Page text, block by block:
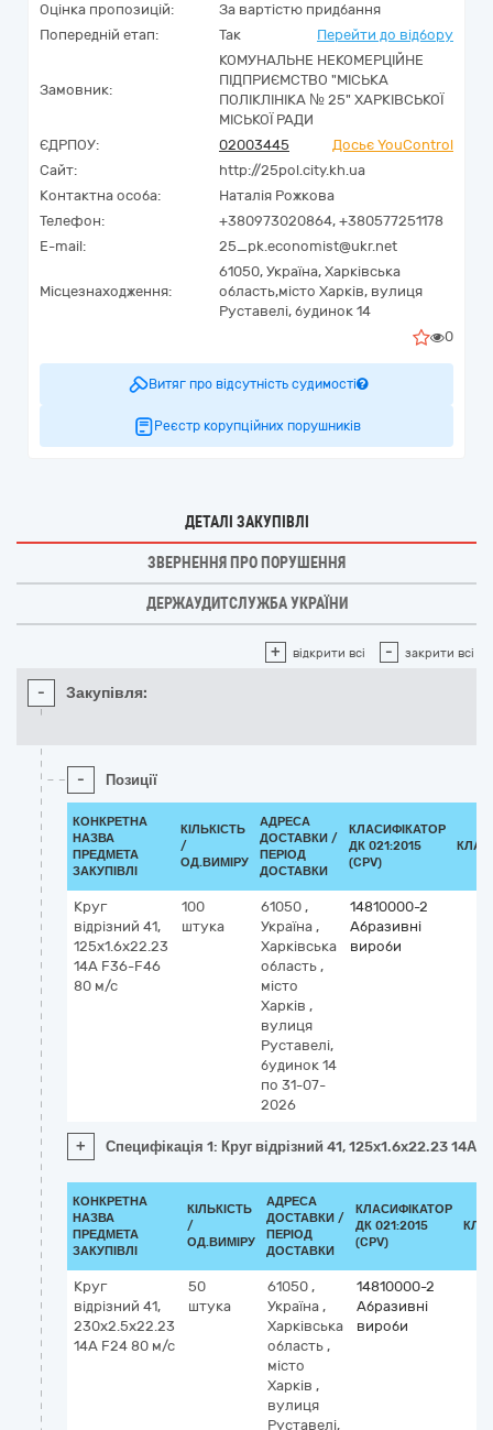
Оцінка пропозицій:
За вартістю придбання
Попередній етап:
Так Перейти до відбору
Замовник:
КОМУНАЛЬНЕ НЕКОМЕРЦІЙНЕ
ПІДПРИЄМСТВО "МІСЬКА
ПОЛІКЛІНІКА № 25" ХАРКІВСЬКОЇ
МІСЬКОЇ РАДИ
ЄДРПОУ:
02003445
Досьє YouControl
Сайт:
http://25pol.city.kh.ua
Контактна особа:
Наталія Рожкова
Телефон:
+380973020864, +380577251178
E-mail:
25_pk.economist@ukr.net
Місцезнаходження:
61050, Україна, Харківська
область,місто Харків, вулиця
Руставелі, будинок 14
0
Витяг про відсутність судимості
Реєстр корупційних порушників
ДЕТАЛІ ЗАКУПІВЛІ
ЗВЕРНЕННЯ ПРО ПОРУШЕННЯ
ДЕРЖАУДИТСЛУЖБА УКРАЇНИ
+ відкрити всі - закрити всі
- Закупівля:
- Позиції
КОНКРЕТНА
НАЗВА
ПРЕДМЕТА
ЗАКУПІВЛІ
КІЛЬКІСТЬ
/
ОД.ВИМІРУ
АДРЕСА
ДОСТАВКИ /
ПЕРІОД
ДОСТАВКИ
КЛАСИФІКАТОР
ДК 021:2015
(CPV)
Круг
відрізний 41,
125х1.6х22.23
14А F36-F46
80 м/с
100
штука
61050 ,
Україна ,
Харківська
область ,
місто
Харків ,
вулиця
Руставелі,
будинок 14
по 31-07-
2026
14810000-2
Абразивні
вироби
+ Специфікація 1: Круг відрізний 41, 125х1.6х22.23 14А
КОНКРЕТНА
НАЗВА
ПРЕДМЕТА
ЗАКУПІВЛІ
КІЛЬКІСТЬ
/
ОД.ВИМІРУ
АДРЕСА
ДОСТАВКИ /
ПЕРІОД
ДОСТАВКИ
КЛАСИФІКАТОР
ДК 021:2015
(CPV)
Круг
відрізний 41,
230х2.5х22.23
14А F24 80 м/с
50
штука
61050 ,
Україна ,
Харківська
область ,
місто
Харків ,
вулиця
Руставелі,
14810000-2
Абразивні
вироби